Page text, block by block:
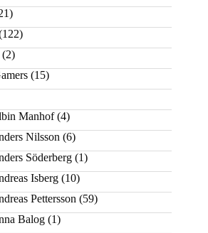
(2)
(15)
Manhof(4)
Nilsson (6)
Söderberg (1)
Isberg (10)
Pettersson (59)
Balog (1)